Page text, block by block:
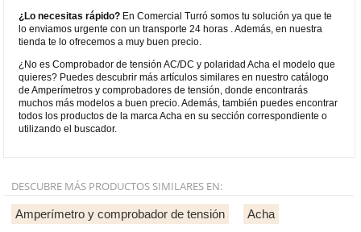
¿Lo necesitas rápido? En Comercial Turró somos tu solución ya que te
lo enviamos urgente con un transporte 24 horas . Además, en nuestra
tienda te lo ofrecemos a muy buen precio.
¿No es Comprobador de tensión AC/DC y polaridad Acha el modelo que
quieres? Puedes descubrir más artículos similares en nuestro catálogo
de Amperímetros y comprobadores de tensión, donde encontrarás
muchos más modelos a buen precio. Además, también puedes encontrar
todos los productos de la marca Acha en su sección correspondiente o
utilizando el buscador.
DESCUBRE MÁS PRODUCTOS SIMILARES EN:
Amperímetro y comprobador de tensión Acha